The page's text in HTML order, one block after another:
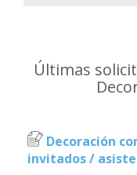
Últimas
Decoración
invitados /